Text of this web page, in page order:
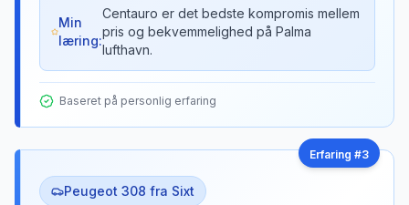
er kun 3 minutters gang via den
overdækkede gangbro.
Min
læring:
Centauro er det bedste kompromis mellem
pris og bekvemmelighed på Palma
lufthavn.
Baseret på personlig erfaring
Erfaring #3
Peugeot 308 fra Sixt